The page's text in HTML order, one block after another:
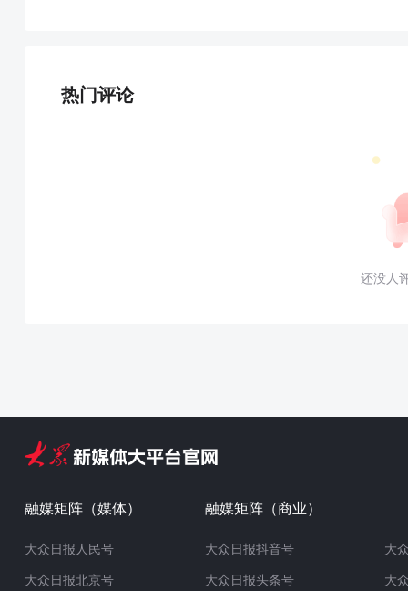
热门评论
还没人
融媒矩阵（媒体）
大众日报人民号
大众日报北京号
融媒矩阵（商业）
大众日报抖音号
大众日报头条号
大
大